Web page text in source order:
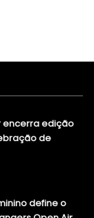
encerra edição
de
define o